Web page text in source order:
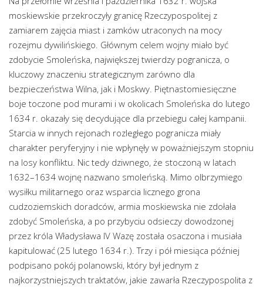
moskiewskie przekroczyły granicę Rzeczypospolitej z
zamiarem zajęcia miast i zamków utraconych na mocy
rozejmu dywilińskiego. Głównym celem wojny miało być
zdobycie Smoleńska, największej twierdzy pogranicza, o
kluczowy znaczeniu strategicznym zarówno dla
bezpieczeństwa Wilna, jak i Moskwy. Piętnastomiesięczne
boje toczone pod murami i w okolicach Smoleńska do lutego
1634 r. okazały się decydujące dla przebiegu całej kampanii.
Starcia w innych rejonach rozległego pogranicza miały
charakter peryferyjny i nie wpłynęły w poważniejszym stopniu
na losy konfliktu. Nic tedy dziwnego, że stoczoną w latach
1632–1634 wojnę nazwano smoleńską. Mimo olbrzymiego
wysiłku militarnego oraz wsparcia licznego grona
cudzoziemskich doradców, armia moskiewska nie zdołała
zdobyć Smoleńska, a po przybyciu odsieczy dowodzonej
przez króla Władysława IV Wazę została osaczona i musiała
kapitulować (25 lutego 1634 r.). Trzy i pół miesiąca później
podpisano pokój polanowski, który był jednym z
najkorzystniejszych traktatów, jakie zawarła Rzeczypospolita z